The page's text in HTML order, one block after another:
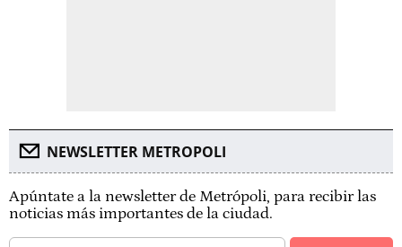
NEWSLETTER METROPOLI
Apúntate a la newsletter de Metrópoli, para recibir las
noticias más importantes de la ciudad.